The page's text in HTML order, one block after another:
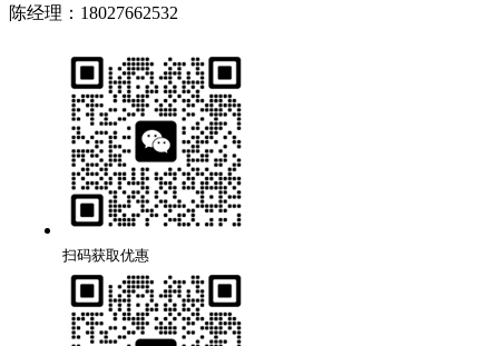
陈经理：18027662532
扫码获取优惠